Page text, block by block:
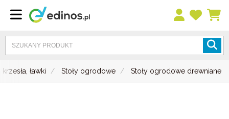
krzesła, ławki Stoły ogrodowe Stoły ogrodowe drewniane